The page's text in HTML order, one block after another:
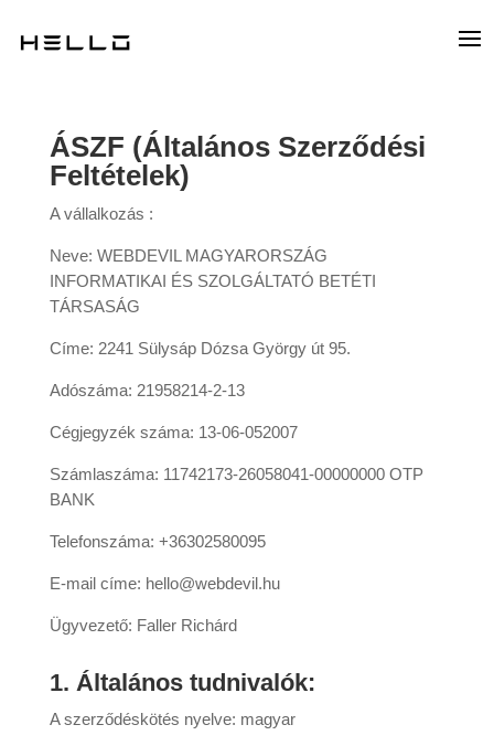
ÁSZF (Általános Szerződési
Feltételek)
A vállalkozás :
Neve: WEBDEVIL MAGYARORSZÁG
INFORMATIKAI ÉS SZOLGÁLTATÓ BETÉTI
TÁRSASÁG
Címe: 2241 Sülysáp Dózsa György út 95.
Adószáma: 21958214-2-13
Cégjegyzék száma: 13-06-052007
Számlaszáma: 11742173-26058041-00000000 OTP
BANK
Telefonszáma: +36302580095
E-mail címe: hello@webdevil.hu
Ügyvezető: Faller Richárd
1. Általános tudnivalók:
A szerződéskötés nyelve: magyar